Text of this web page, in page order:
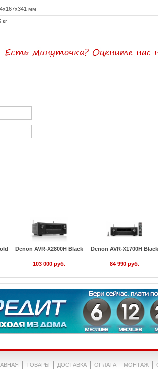
мм
кг
Denon AVR-X2800H Black
103 000 руб.
Denon AVR-X1700H Black
84 990 руб.
ТОВАРЫ ДОСТАВКА ОПЛАТА МОНТАЖ